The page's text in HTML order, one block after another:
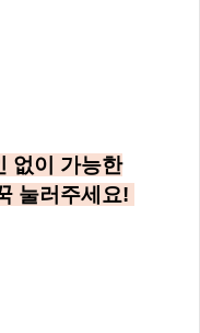
없이 가능한
눌러주세요!